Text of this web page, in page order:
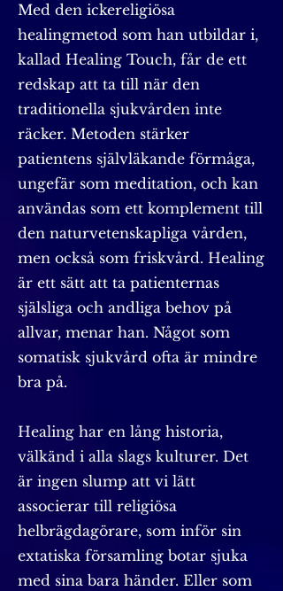
Med den ickereligiösa
healingmetod som han utbildar i,
kallad Healing Touch, får de ett
redskap att ta till när den
traditionella sjukvården inte
räcker. Metoden stärker
patientens självläkande förmåga,
ungefär som meditation, och kan
användas som ett komplement till
den naturvetenskapliga vården,
men också som friskvård. Healing
är ett sätt att ta patienternas
själsliga och andliga behov på
allvar, menar han. Något som
somatisk sjukvård ofta är mindre
bra på.
Healing har en lång historia,
välkänd i alla slags kulturer. Det
är ingen slump att vi lätt
associerar till religiösa
helbrägdagörare, som inför sin
extatiska församling botar sjuka
med sina bara händer. Eller som